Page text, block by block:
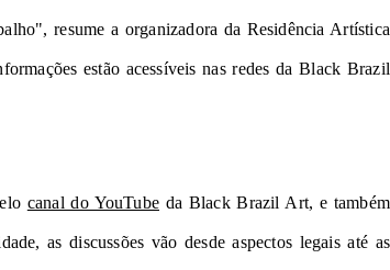
resume a organizadora da Residência Artística
estão acessíveis nas redes da Black Brazil
canal do YouTube da Black Brazil Art, e também
as discussões vão desde aspectos legais até as